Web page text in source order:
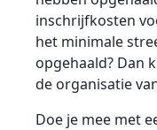
inschrijfkosten
het minimale
opgehaald? Dan
de organisatie
Doe je mee met